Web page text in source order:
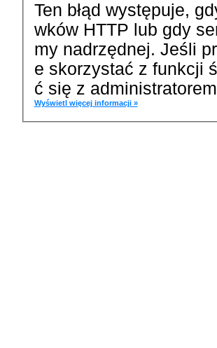
Ten błąd występuje,
wków HTTP lub gdy
my nadrzędnej. Jeśli
e skorzystać z funkcji
ć się z
Wyświetl więcej informacji »